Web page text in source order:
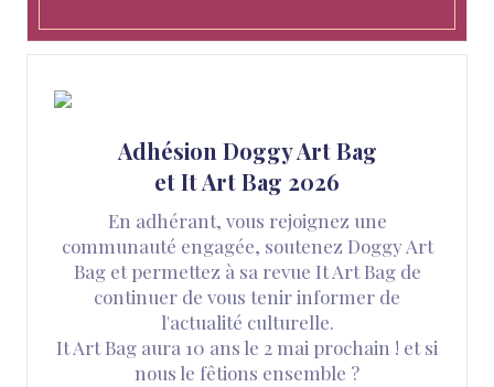
Adhésion Doggy Art Bag
et It Art Bag 2026
En adhérant, vous rejoignez une
communauté engagée, soutenez Doggy Art
Bag et permettez à sa revue It Art Bag de
continuer de vous tenir informer de
l'actualité culturelle.
It Art Bag aura 10 ans le 2 mai prochain ! et si
nous le fêtions ensemble ?